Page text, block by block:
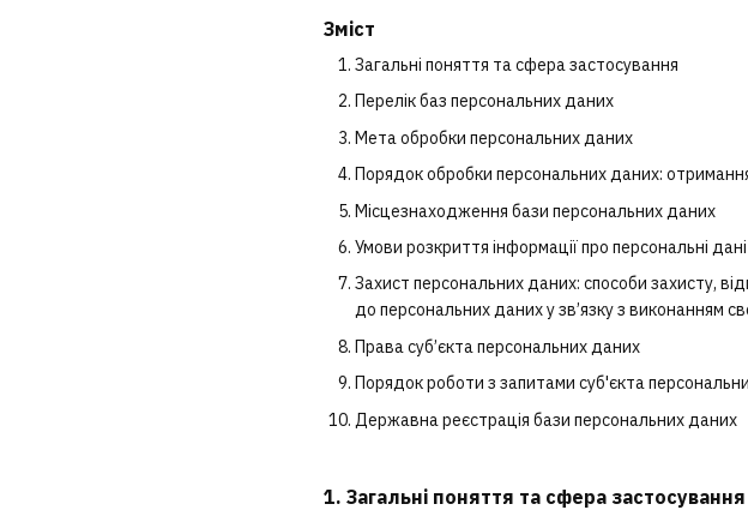
Зміст
Загальні поняття та сфера застосування
Перелік баз персональних даних
Мета обробки персональних даних
Порядок обробки персональних даних:
Місцезнаходження бази персональних даних
Умови розкриття інформації про персональні
Захист персональних даних: способи захисту,
до персональних даних у зв’язку з виконанням
Права суб’єкта персональних даних
Порядок роботи з запитами суб'єкта
Державна реєстрація бази персональних даних
1. Загальні поняття та сфера застосування